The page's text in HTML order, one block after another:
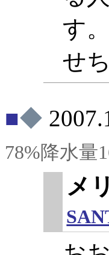
す。
せ
◆
78%降水量
メ